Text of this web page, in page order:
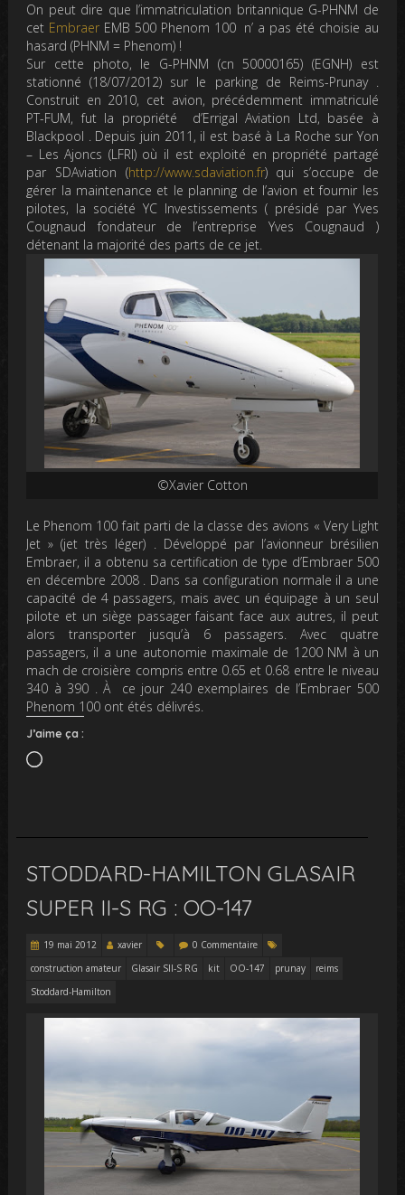
On peut dire que l’immatriculation britannique G-PHNM de
cet EmbraerEMB 500 Phenom 100 n’ a pas été choisie au
hasard (PHNM = Phenom) !
Sur cette photo, le G-PHNM (cn 50000165) (EGNH) est
stationné (18/07/2012) sur le parking de Reims-Prunay .
Construit en 2010, cet avion, précédemment immatriculé
PT-FUM, fut la propriété d’Errigal Aviation Ltd, basée à
Blackpool . Depuis juin 2011, il est basé à La Roche sur Yon
– Les Ajoncs (LFRI) où il est exploité en propriété partagé
par SDAviation (http://www.sdaviation.fr) qui s’occupe de
gérer la maintenance et le planning de l’avion et fournir les
pilotes, la société YC Investissements ( présidé par Yves
Cougnaud fondateur de l’entreprise Yves Cougnaud )
détenant la majorité des parts de ce jet.
©Xavier Cotton
Le Phenom 100 fait parti de la classe des avions « Very Light
Jet » (jet très léger) . Développé par l’avionneur brésilien
Embraer, il a obtenu sa certification de type d’Embraer 500
en décembre 2008 . Dans sa configuration normale il a une
capacité de 4 passagers, mais avec un équipage à un seul
pilote et un siège passager faisant face aux autres, il peut
alors transporter jusqu’à 6 passagers. Avec quatre
passagers, il a une autonomie maximale de 1200 NM à un
mach de croisière compris entre 0.65 et 0.68 entre le niveau
340 à 390 . À ce jour 240 exemplaires de l’Embraer 500
Phenom 100 ont étés délivrés.
J’aime ça :
Chargement…
STODDARD-HAMILTON GLASAIR
SUPER II-S RG : OO-147
19 mai 2012 xavier
0 Commentaire
construction amateur
Glasair SII-S RG kit OO-147 prunay
reims
Stoddard-Hamilton